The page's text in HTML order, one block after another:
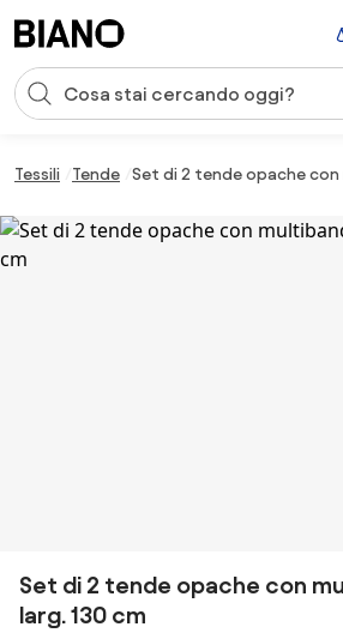
Input della ricerca
Tessili Tende Set di 2 tende opache con
Set di 2 tende opache con
larg. 130 cm